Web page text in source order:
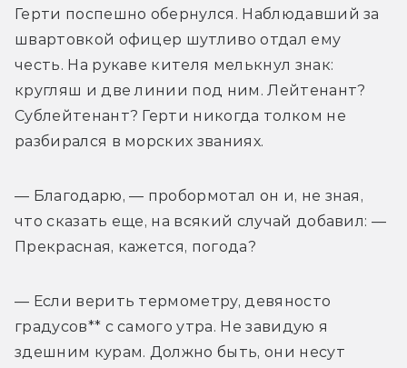
Герти поспешно обернулся. Наблюдавший за
швартовкой офицер шутливо отдал ему
честь. На рукаве кителя мелькнул знак:
кругляш и две линии под ним. Лейтенант?
Сублейтенант? Герти никогда толком не
разбирался в морских званиях.
— Благодарю, — пробормотал он и, не зная,
что сказать еще, на всякий случай добавил: —
Прекрасная, кажется, погода?
— Если верить термометру, девяносто
градусов** с самого утра. Не завидую я
здешним курам. Должно быть, они несут